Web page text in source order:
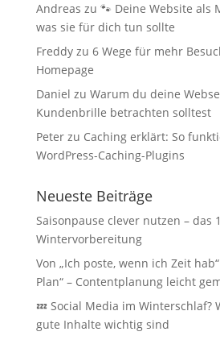
Andreas zu 🐾 Deine Website als
was sie für dich tun sollte
Freddyzu 6 Wege für mehr
Homepage
Daniel zu Warum du deine
Kundenbrille betrachten solltest
Peterzu Caching erklärt: So
WordPress-Caching-Plugins
Neueste Beiträge
Saisonpause clever nutzen – das
Wintervorbereitung
Von „Ich poste, wenn ich Zeit
Plan“ – Contentplanung leicht
💤 Social Media im Winterschlaf?
gute Inhalte wichtig sind